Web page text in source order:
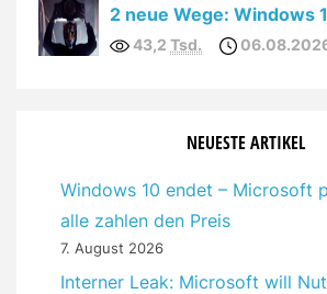
43,2 Tsd.
NEUESTE ARTIKEL
Windows 10 endet – Microsoft
alle zahlen den Preis
7. August 2026
Interner Leak: Microsoft will